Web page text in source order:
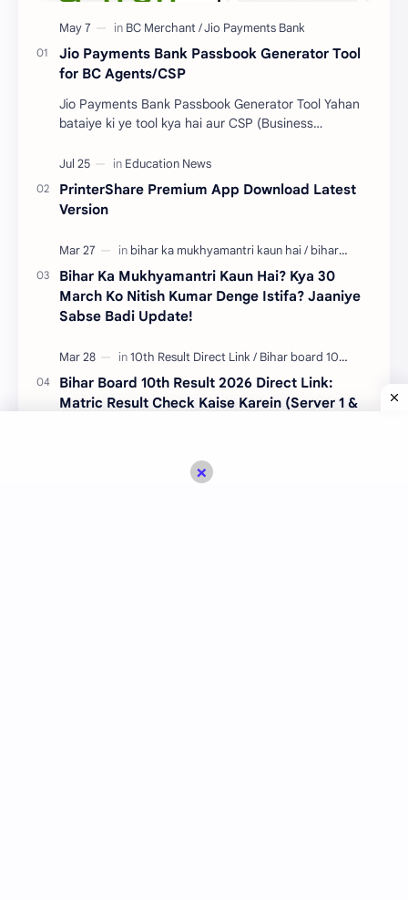
Jio Payments Bank Passbook Generator Tool
for BC Agents/CSP
Jio Payments Bank Passbook Generator Tool Yahan
bataiye ki ye tool kya hai aur CSP (Business
PrinterShare Premium App Download Latest
Version
Bihar Ka Mukhyamantri Kaun Hai? Kya 30
March Ko Nitish Kumar Denge Istifa? Jaaniye
Sabse Badi Update!
Bihar Board 10th Result 2026 Direct Link:
Matric Result Check Kaise Karein (Server 1 &
Bihar Police Constable Admit Card 2024
×